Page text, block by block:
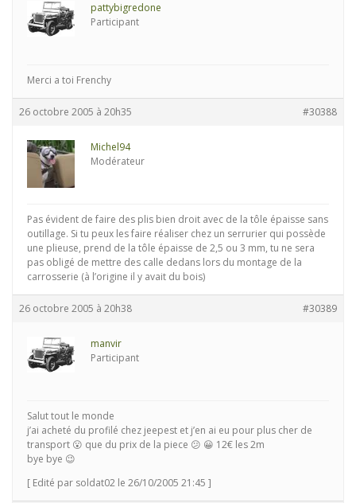
pattybigredone
Participant
Merci a toi Frenchy
26 octobre 2005 à 20h35 #30388
Michel94
Modérateur
Pas évident de faire des plis bien droit avec de la tôle épaisse sans
outillage. Si tu peux les faire réaliser chez un serrurier qui possède
une plieuse, prend de la tôle épaisse de 2,5 ou 3 mm, tu ne sera
pas obligé de mettre des calle dedans lors du montage de la
carrosserie (à l’origine il y avait du bois)
26 octobre 2005 à 20h38 #30389
manvir
Participant
Salut tout le monde
j’ai acheté du profilé chez jeepest et j’en ai eu pour plus cher de
transport 😮 que du prix de la piece 😕 😀 12€ les 2m
bye bye 😉
[ Edité par soldat02 le 26/10/2005 21:45 ]